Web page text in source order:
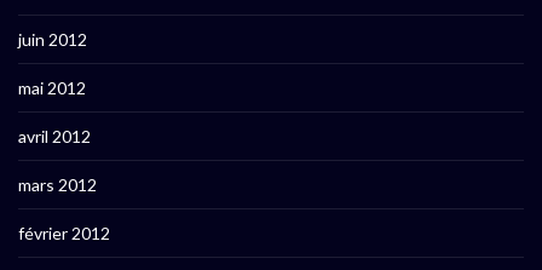
juin 2012
mai 2012
avril 2012
mars 2012
février 2012